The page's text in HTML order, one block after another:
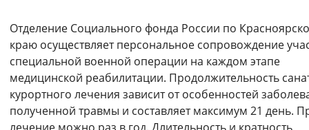
Отделение Социального фонда России по
краю осуществляет персональное сопровождение
специальной военной операции на каждом этапе
медицинской реабилитации. Продолжительность
курортного лечения зависит от особенностей
полученной травмы и составляет максимум 21 день.